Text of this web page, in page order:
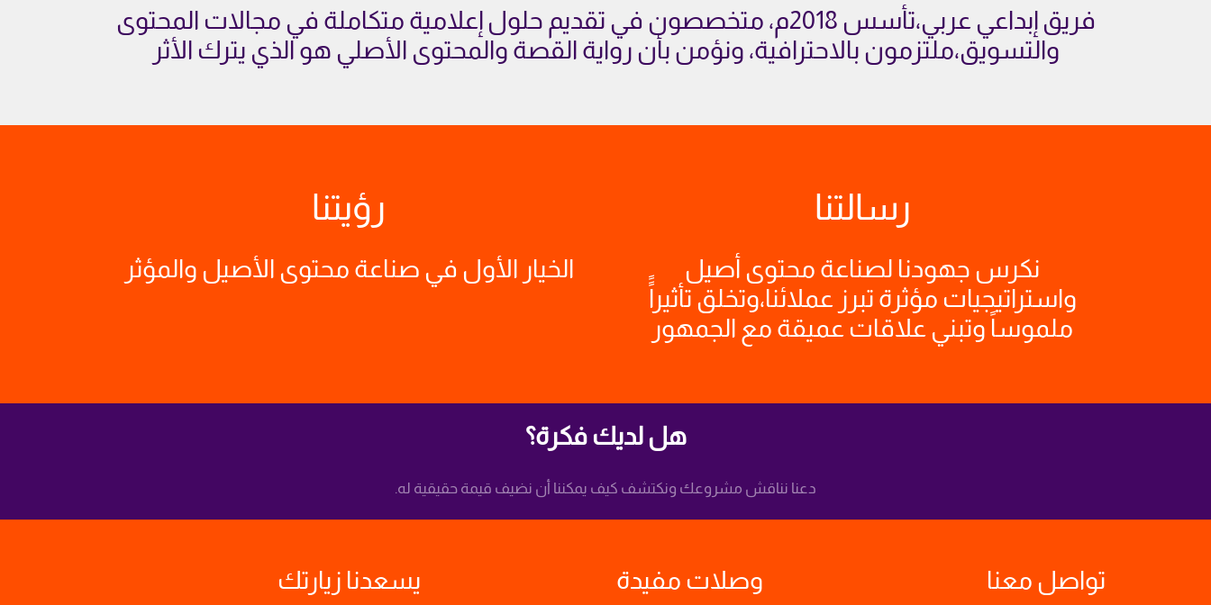
فريق إبداعي عربي،تأسس 2018م، متخصصون في تقديم حلول إعلامية متكاملة في مجالات المحتوى
والتسويق،ملتزمون بالاحترافية، ونؤمن بأن رواية القصة والمحتوى الأصلي هو الذي يترك الأثر
رسالتنا
نكرس جهودنا لصناعة محتوى أصيل
واستراتيجيات مؤثرة تبرز عملائنا،وتخلق تأثيراًً
ملموساً وتبني علاقات عميقة مع الجمهور
رؤيتنا
الخيار الأول في صناعة محتوى الأصيل والمؤثر
هل لديك فكرة؟
دعنا نناقش مشروعك ونكتشف كيف يمكننا أن نضيف قيمة حقيقية له.
تواصل معنا وصلات مفيدة يسعدنا زيارتك